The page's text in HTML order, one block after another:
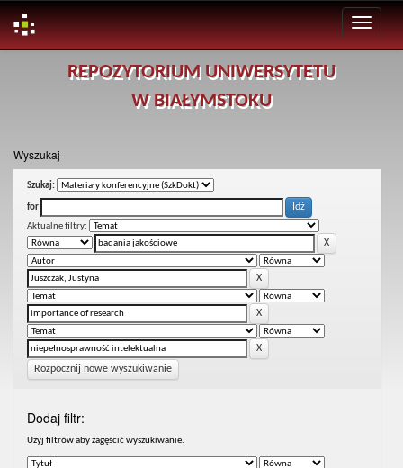
REPOZYTORIUM UNIWERSYTETU
W BIAŁYMSTOKU
Wyszukaj
Szukaj:
for
Aktualne filtry:
Rozpocznij nowe wyszukiwanie
Dodaj filtr:
Uzyj filtrów aby zagęścić wyszukiwanie.